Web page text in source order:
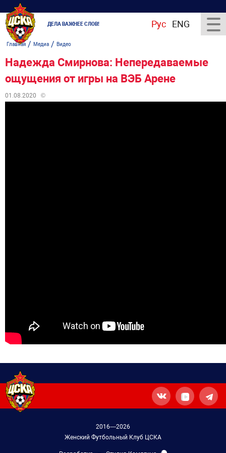
ДЕЛА ВАЖНЕЕ СЛОВ! Рус ENG
Главная/ Медиа / Видео
Надежда Смирнова: Непередаваемые
ощущения от игры на ВЭБ Арене
01.08.2020 ©
2016—2026
Женский Футбольный Клуб ЦСКА